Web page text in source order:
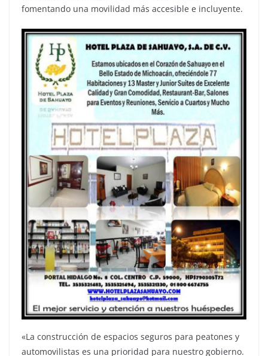
fomentando una movilidad más accesible e incluyente.
«La construcción de espacios seguros para peatones y
automovilistas es una prioridad para nuestro gobierno.